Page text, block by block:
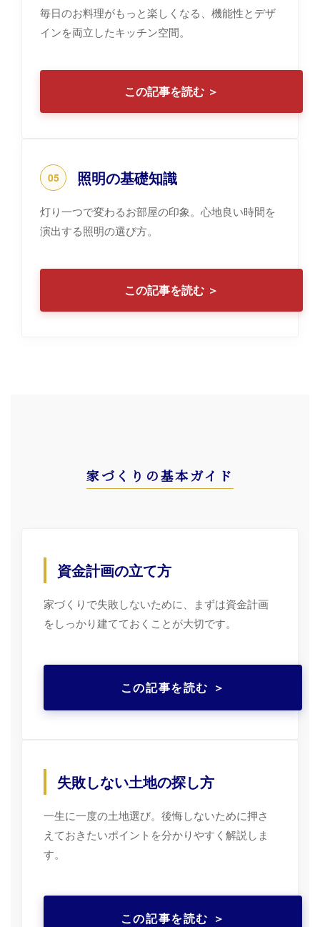
毎日のお料理がもっと楽しくなる、機能性とデザ
インを両立したキッチン空間。
この記事を読む ＞
05 照明の基礎知識
灯り一つで変わるお部屋の印象。心地良い時間を
演出する照明の選び方。
この記事を読む ＞
家づくりの基本ガイド
資金計画の立て方
家づくりで失敗しないために、まずは資金計画
をしっかり建てておくことが大切です。
この記事を読む ＞
失敗しない土地の探し方
一生に一度の土地選び。後悔しないために押さ
えておきたいポイントを分かりやすく解説しま
す。
この記事を読む ＞